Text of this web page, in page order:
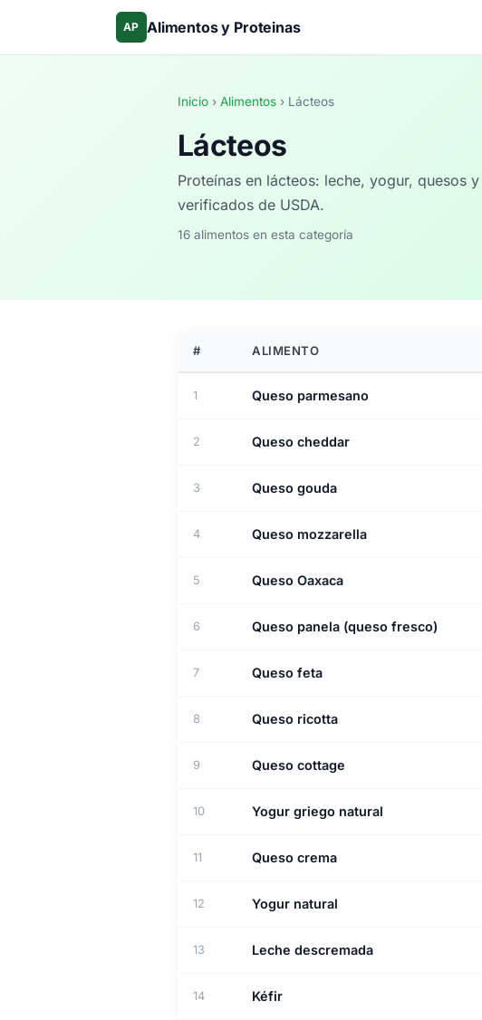
AP Alimentos y Proteinas
Inicio › Alimentos › Lácteos
Lácteos
Proteínas en lácteos: leche, yogur,
verificados de USDA.
16 alimentos en esta categoría
# ALIMENTO
1 Queso parmesano
2 Queso cheddar
3 Queso gouda
4 Queso mozzarella
5 Queso Oaxaca
6 Queso panela (queso fresco)
7 Queso feta
8 Queso ricotta
9 Queso cottage
10 Yogur griego natural
11 Queso crema
12 Yogur natural
13 Leche descremada
14 Kéfir